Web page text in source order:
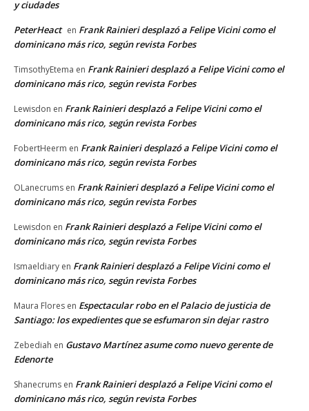
y ciudades
PeterHeact en Frank Rainieri desplazó a Felipe Vicini como el
dominicano más rico, según revista Forbes
TimsothyEtema en Frank Rainieri desplazó a Felipe Vicini como el
dominicano más rico, según revista Forbes
Lewisdon en Frank Rainieri desplazó a Felipe Vicini como el
dominicano más rico, según revista Forbes
FobertHeerm en Frank Rainieri desplazó a Felipe Vicini como el
dominicano más rico, según revista Forbes
OLanecrums en Frank Rainieri desplazó a Felipe Vicini como el
dominicano más rico, según revista Forbes
Lewisdon en Frank Rainieri desplazó a Felipe Vicini como el
dominicano más rico, según revista Forbes
Ismaeldiary en Frank Rainieri desplazó a Felipe Vicini como el
dominicano más rico, según revista Forbes
Maura Flores en Espectacular robo en el Palacio de justicia de
Santiago: los expedientes que se esfumaron sin dejar rastro
Zebediah en Gustavo Martínez asume como nuevo gerente de
Edenorte
Shanecrums en Frank Rainieri desplazó a Felipe Vicini como el
dominicano más rico, según revista Forbes